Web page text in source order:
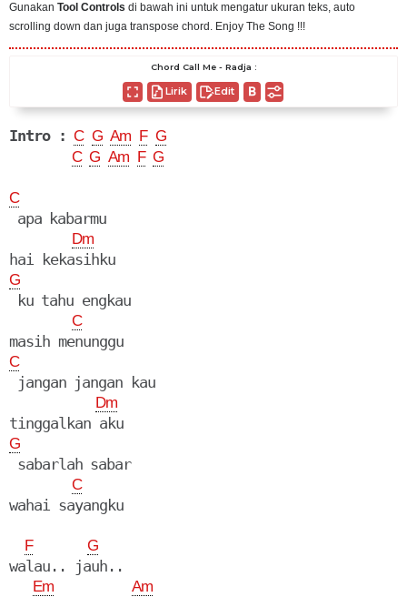
Gunakan Tool Controls di bawah ini untuk mengatur ukuran teks, auto
scrolling down dan juga transpose chord. Enjoy The Song !!!
Chord Call Me - Radja :
Lirik Edit
Intro : C G Am F G
C G Am F G
C
apa kabarmu
Dm
hai kekasihku
G
ku tahu engkau
C
masih menunggu
C
jangan jangan kau
Dm
tinggalkan aku
G
sabarlah sabar
C
wahai sayangku
F G
walau.. jauh..
Em Am